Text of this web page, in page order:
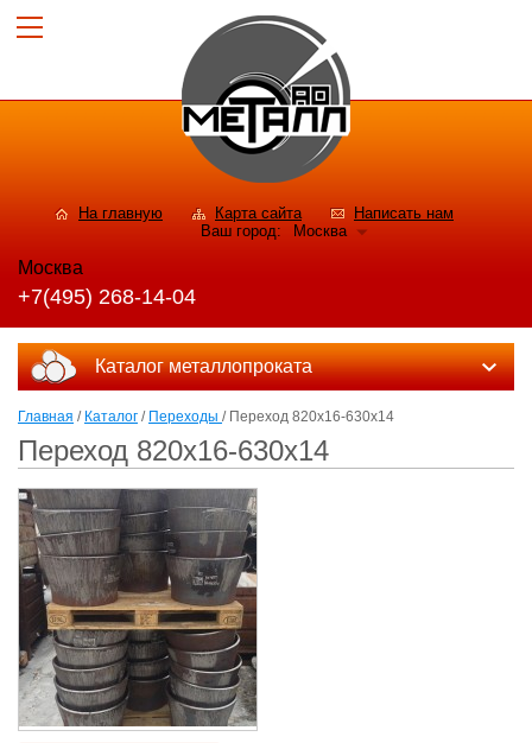
На главную Карта сайта
Написать нам
Ваш город:
Москва
Москва
+7(495) 268-14-04
Каталог металлопроката
Главная / Каталог / Переходы / Переход 820x16-630x14
Переход 820x16-630x14